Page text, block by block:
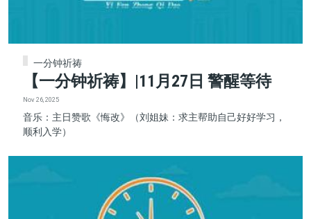
一分钟祈祷
【一分钟祈祷】|11月27日 警醒等待
Nov 26, 2025
音乐：主日赞歌《悔改》（刘姐妹：求主帮助自己好好学习，
顺利入学）